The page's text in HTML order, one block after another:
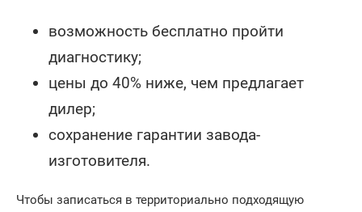
возможность бесплатно пройти
диагностику;
цены до 40% ниже, чем предлагает
дилер;
сохранение гарантии завода-
изготовителя.
Чтобы записаться в территориально подходящую